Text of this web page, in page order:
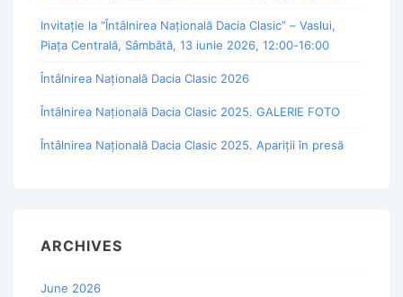
Invitație la “Întâlnirea Națională Dacia Clasic” – Vaslui,
Piața Centrală, Sâmbătă, 13 iunie 2026, 12:00-16:00
Întâlnirea Națională Dacia Clasic 2026
Întâlnirea Națională Dacia Clasic 2025. GALERIE FOTO
Întâlnirea Națională Dacia Clasic 2025. Apariții în presă
ARCHIVES
June 2026